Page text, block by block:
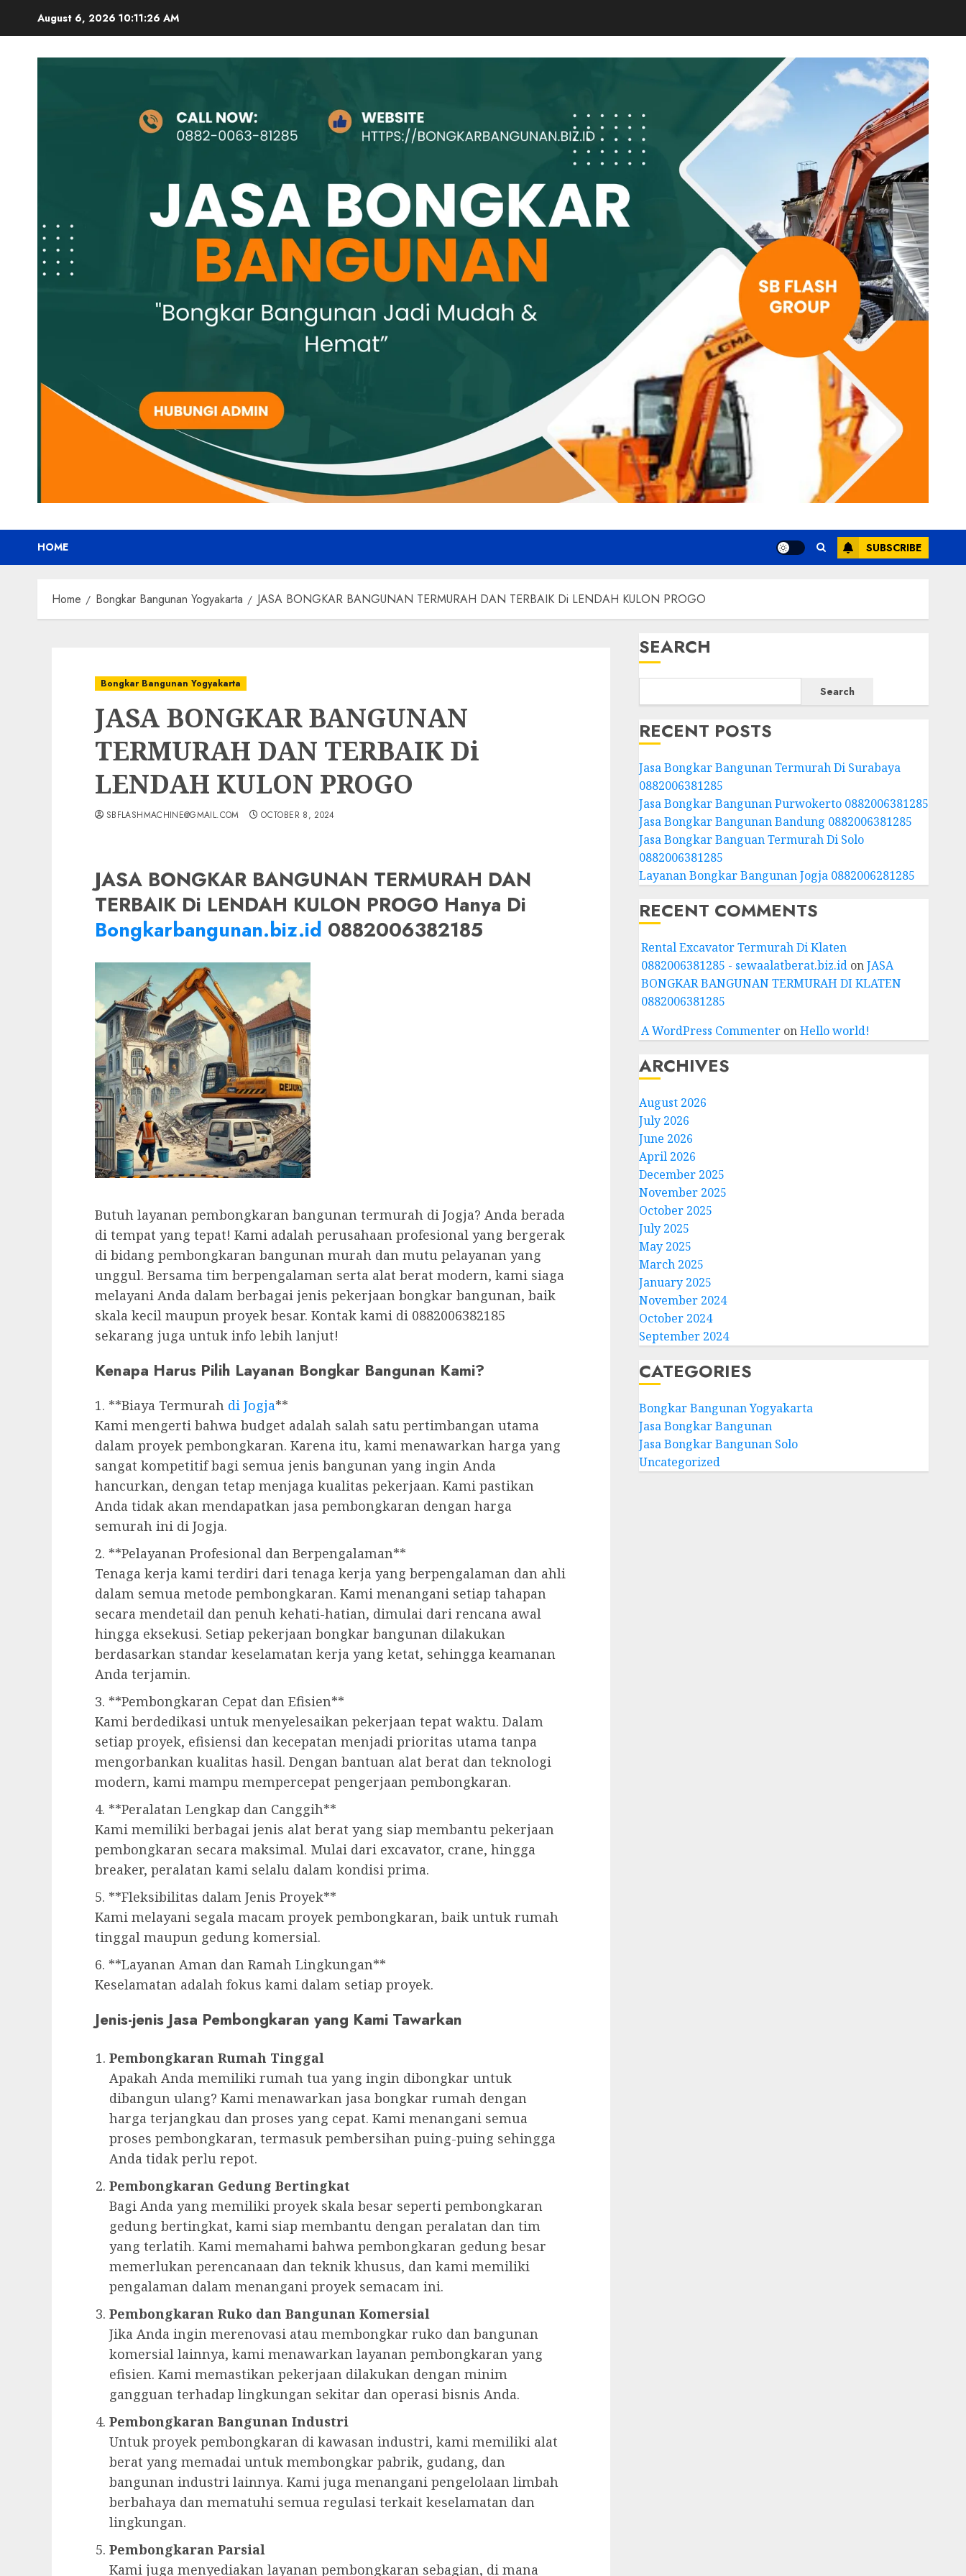
August 6, 2026 10:11:27 AM
HOME SUBSCRIBE
Home Bongkar Bangunan Yogyakarta JASA BONGKAR BANGUNAN TERMURAH DAN TERBAIK Di LENDAH KULON PROGO
Bongkar Bangunan Yogyakarta
JASA BONGKAR BANGUNAN
TERMURAH DAN TERBAIK Di
LENDAH KULON PROGO
SBFLASHMACHINE@GMAIL.COM OCTOBER 8, 2024
JASA BONGKAR BANGUNAN TERMURAH DAN
TERBAIK Di LENDAH KULON PROGO Hanya Di
Bongkarbangunan.biz.id 0882006382185
Butuh layanan pembongkaran bangunan termurah di Jogja? Anda berada
di tempat yang tepat! Kami adalah perusahaan profesional yang bergerak
di bidang pembongkaran bangunan murah dan mutu pelayanan yang
unggul. Bersama tim berpengalaman serta alat berat modern, kami siaga
melayani Anda dalam berbagai jenis pekerjaan bongkar bangunan, baik
skala kecil maupun proyek besar. Kontak kami di 0882006382185
sekarang juga untuk info lebih lanjut!
Kenapa Harus Pilih Layanan Bongkar Bangunan Kami?
1. **Biaya Termurah di Jogja**
Kami mengerti bahwa budget adalah salah satu pertimbangan utama
dalam proyek pembongkaran. Karena itu, kami menawarkan harga yang
sangat kompetitif bagi semua jenis bangunan yang ingin Anda
hancurkan, dengan tetap menjaga kualitas pekerjaan. Kami pastikan
Anda tidak akan mendapatkan jasa pembongkaran dengan harga
semurah ini di Jogja.
2. **Pelayanan Profesional dan Berpengalaman**
Tenaga kerja kami terdiri dari tenaga kerja yang berpengalaman dan ahli
dalam semua metode pembongkaran. Kami menangani setiap tahapan
secara mendetail dan penuh kehati-hatian, dimulai dari rencana awal
hingga eksekusi. Setiap pekerjaan bongkar bangunan dilakukan
berdasarkan standar keselamatan kerja yang ketat, sehingga keamanan
Anda terjamin.
3. **Pembongkaran Cepat dan Efisien**
Kami berdedikasi untuk menyelesaikan pekerjaan tepat waktu. Dalam
setiap proyek, efisiensi dan kecepatan menjadi prioritas utama tanpa
mengorbankan kualitas hasil. Dengan bantuan alat berat dan teknologi
modern, kami mampu mempercepat pengerjaan pembongkaran.
4. **Peralatan Lengkap dan Canggih**
Kami memiliki berbagai jenis alat berat yang siap membantu pekerjaan
pembongkaran secara maksimal. Mulai dari excavator, crane, hingga
breaker, peralatan kami selalu dalam kondisi prima.
5. **Fleksibilitas dalam Jenis Proyek**
Kami melayani segala macam proyek pembongkaran, baik untuk rumah
tinggal maupun gedung komersial.
6. **Layanan Aman dan Ramah Lingkungan**
Keselamatan adalah fokus kami dalam setiap proyek.
Jenis-jenis Jasa Pembongkaran yang Kami Tawarkan
Pembongkaran Rumah Tinggal
Apakah Anda memiliki rumah tua yang ingin dibongkar untuk
dibangun ulang? Kami menawarkan jasa bongkar rumah dengan
harga terjangkau dan proses yang cepat. Kami menangani semua
proses pembongkaran, termasuk pembersihan puing-puing sehingga
Anda tidak perlu repot.
Pembongkaran Gedung Bertingkat
Bagi Anda yang memiliki proyek skala besar seperti pembongkaran
gedung bertingkat, kami siap membantu dengan peralatan dan tim
yang terlatih. Kami memahami bahwa pembongkaran gedung besar
memerlukan perencanaan dan teknik khusus, dan kami memiliki
pengalaman dalam menangani proyek semacam ini.
Pembongkaran Ruko dan Bangunan Komersial
Jika Anda ingin merenovasi atau membongkar ruko dan bangunan
komersial lainnya, kami menawarkan layanan pembongkaran yang
efisien. Kami memastikan pekerjaan dilakukan dengan minim
gangguan terhadap lingkungan sekitar dan operasi bisnis Anda.
Pembongkaran Bangunan Industri
Untuk proyek pembongkaran di kawasan industri, kami memiliki alat
berat yang memadai untuk membongkar pabrik, gudang, dan
bangunan industri lainnya. Kami juga menangani pengelolaan limbah
berbahaya dan mematuhi semua regulasi terkait keselamatan dan
lingkungan.
Pembongkaran Parsial
Kami juga menyediakan layanan pembongkaran sebagian, di mana
SEARCH
Search
RECENT POSTS
Jasa Bongkar Bangunan Termurah Di Surabaya
0882006381285
Jasa Bongkar Bangunan Purwokerto 0882006381285
Jasa Bongkar Bangunan Bandung 0882006381285
Jasa Bongkar Banguan Termurah Di Solo
0882006381285
Layanan Bongkar Bangunan Jogja 0882006281285
RECENT COMMENTS
Rental Excavator Termurah Di Klaten
0882006381285 - sewaalatberat.biz.idonJASA
BONGKAR BANGUNAN TERMURAH DI KLATEN
0882006381285
A WordPress CommenteronHello world!
ARCHIVES
August 2026
July 2026
June 2026
April 2026
December 2025
November 2025
October 2025
July 2025
May 2025
March 2025
January 2025
November 2024
October 2024
September 2024
CATEGORIES
Bongkar Bangunan Yogyakarta
Jasa Bongkar Bangunan
Jasa Bongkar Bangunan Solo
Uncategorized